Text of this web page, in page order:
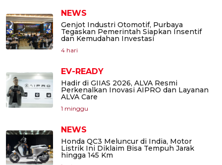
NEWS
Genjot Industri Otomotif, Purbaya
Tegaskan Pemerintah Siapkan Insentif
dan Kemudahan Investasi
4 hari
EV-READY
Hadir di GIIAS 2026, ALVA Resmi
Perkenalkan Inovasi AIPRO dan Layanan
ALVA Care
1 minggu
NEWS
Honda QC3 Meluncur di India, Motor
Listrik Ini Diklaim Bisa Tempuh Jarak
hingga 145 Km